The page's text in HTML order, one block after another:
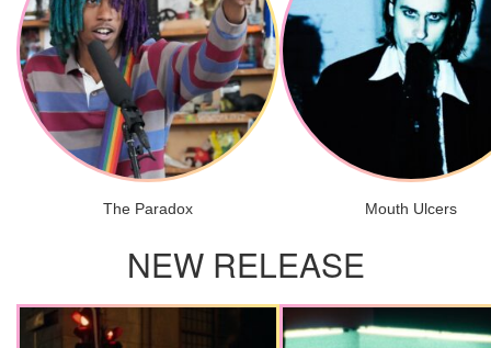
The Paradox Mouth Ulcers
NEW RELEASE